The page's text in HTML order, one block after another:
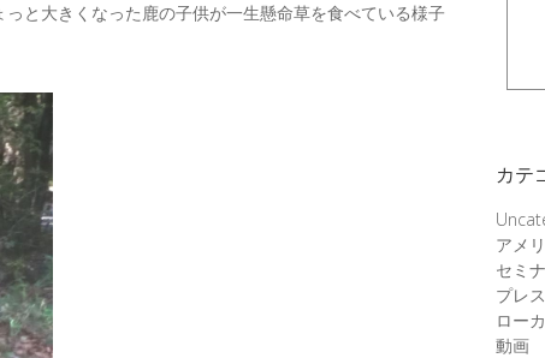
と大きくなった鹿の子供が一生懸命草を食べている様子
カテ
アメ
セミ
プレ
ロー
動画